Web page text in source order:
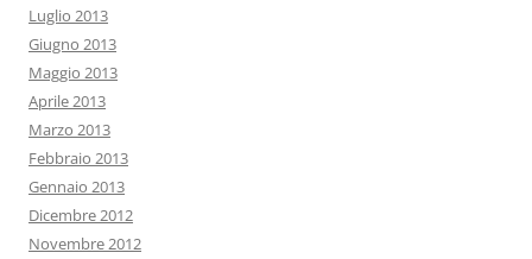
Luglio 2013
Giugno 2013
Maggio 2013
Aprile 2013
Marzo 2013
Febbraio 2013
Gennaio 2013
Dicembre 2012
Novembre 2012